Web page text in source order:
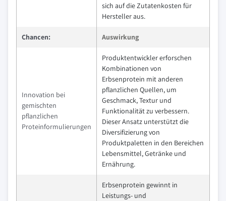
sich auf die Zutatenkosten für
Hersteller aus.
Chancen: Auswirkung
Innovation bei
gemischten
pflanzlichen
Proteinformulierungen
Produktentwickler erforschen
Kombinationen von
Erbsenprotein mit anderen
pflanzlichen Quellen, um
Geschmack, Textur und
Funktionalität zu verbessern.
Dieser Ansatz unterstützt die
Diversifizierung von
Produktpaletten in den Bereichen
Lebensmittel, Getränke und
Ernährung.
Erbsenprotein gewinnt in
Leistungs- und